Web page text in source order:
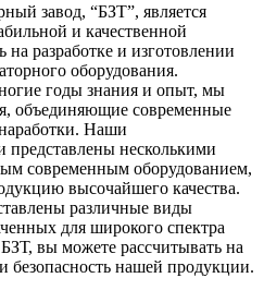
завод, “БЗТ”, является
и качественной
на разработке и изготовлении
оборудования.
годы знания и опыт, мы
объединяющие современные
Наши
несколькими
современным оборудованием,
высочайшего качества.
различные виды
для широкого спектра
вы можете рассчитывать на
безопасность нашей продукции.